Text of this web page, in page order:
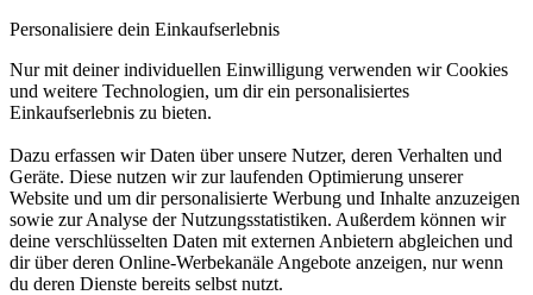
Personalisiere dein Einkaufserlebnis
Nur mit deiner individuellen Einwilligung verwenden wir Cookies
und weitere Technologien, um dir ein personalisiertes
Einkaufserlebnis zu bieten.
Dazu erfassen wir Daten über unsere Nutzer, deren Verhalten und
Geräte. Diese nutzen wir zur laufenden Optimierung unserer
Website und um dir personalisierte Werbung und Inhalte anzuzeigen
sowie zur Analyse der Nutzungsstatistiken. Außerdem können wir
deine verschlüsselten Daten mit externen Anbietern abgleichen und
dir über deren Online-Werbekanäle Angebote anzeigen, nur wenn
du deren Dienste bereits selbst nutzt.